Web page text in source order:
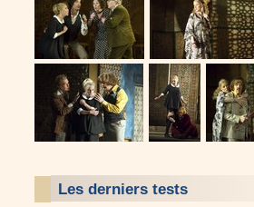
Les derniers tests